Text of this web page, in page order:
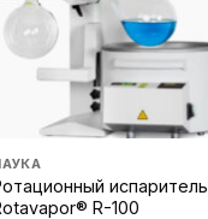
испаритель
R-100